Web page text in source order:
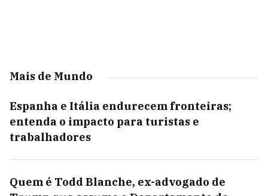
Mais de Mundo
Espanha e Itália endurecem fronteiras;
entenda o impacto para turistas e
trabalhadores
Quem é Todd Blanche, ex-advogado de